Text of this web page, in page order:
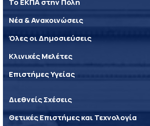
Το ΕΚΠΑ στην Πόλη
Νέα & Ανακοινώσεις
Όλες οι Δημοσιεύσεις
Κλινικές Μελέτες
Επιστήμες Υγείας
Διεθνείς Σχέσεις
Θετικές Επιστήμες και Τεχνολογία